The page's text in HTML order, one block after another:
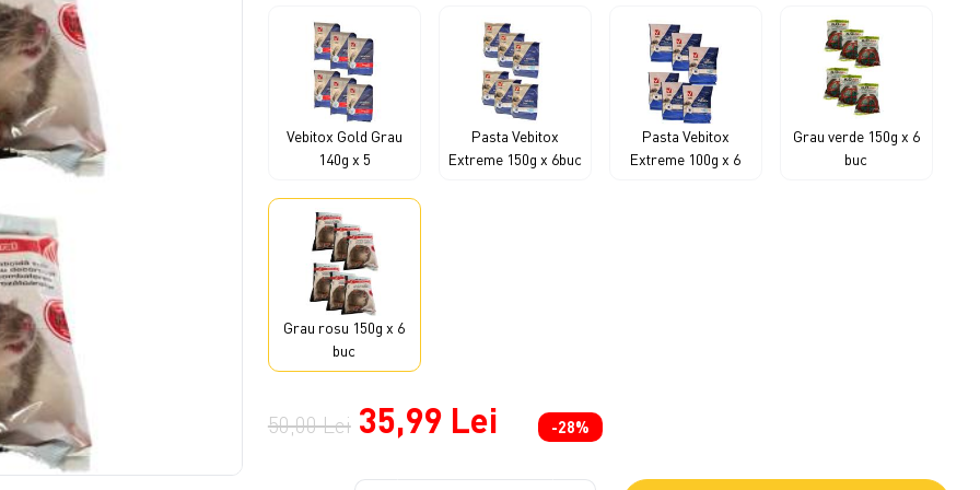
Vebitox Gold Grau
140g x 5
Pasta Vebitox
Extreme 150g x 6buc
Pasta Vebitox
Extreme 100g x 6
Grau verde 150g x 6
buc
Grau rosu 150g x 6
buc
50,00 Lei 35,99 Lei -28%